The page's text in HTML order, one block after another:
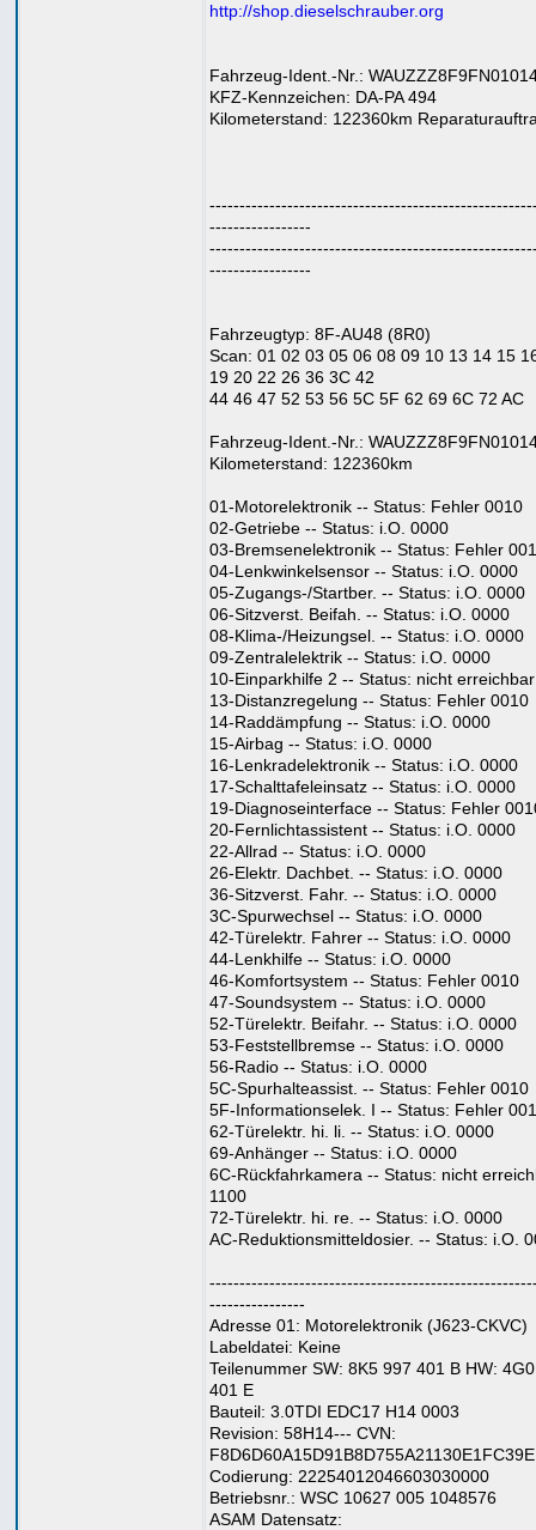
http://shop.dieselschrauber.org
Fahrzeug-Ident.-Nr.:
KFZ-Kennzeichen: DA-PA 494
Kilometerstand: 122360km
-----------------
-----------------
Fahrzeugtyp: 8F-AU48 (8R0)
Scan: 01 02 03 05 06 08 09 10 13 14 15
19 20 22 26 36 3C 42
44 46 47 52 53 56 5C 5F 62 69 6C 72 AC
Fahrzeug-Ident.-Nr.:
Kilometerstand: 122360km
01-Motorelektronik -- Status: Fehler 0010
02-Getriebe -- Status: i.O. 0000
03-Bremsenelektronik -- Status: Fehler
04-Lenkwinkelsensor -- Status: i.O. 0000
05-Zugangs-/Startber. -- Status: i.O. 0000
06-Sitzverst. Beifah. -- Status: i.O. 0000
08-Klima-/Heizungsel. -- Status: i.O. 0000
09-Zentralelektrik -- Status: i.O. 0000
10-Einparkhilfe 2 -- Status: nicht
13-Distanzregelung -- Status: Fehler 0010
14-Raddämpfung -- Status: i.O. 0000
15-Airbag -- Status: i.O. 0000
16-Lenkradelektronik -- Status: i.O. 0000
17-Schalttafeleinsatz -- Status: i.O. 0000
19-Diagnoseinterface -- Status: Fehler
20-Fernlichtassistent -- Status: i.O. 0000
22-Allrad -- Status: i.O. 0000
26-Elektr. Dachbet. -- Status: i.O. 0000
36-Sitzverst. Fahr. -- Status: i.O. 0000
3C-Spurwechsel -- Status: i.O. 0000
42-Türelektr. Fahrer -- Status: i.O. 0000
44-Lenkhilfe -- Status: i.O. 0000
46-Komfortsystem -- Status: Fehler 0010
47-Soundsystem -- Status: i.O. 0000
52-Türelektr. Beifahr. -- Status: i.O. 0000
53-Feststellbremse -- Status: i.O. 0000
56-Radio -- Status: i.O. 0000
5C-Spurhalteassist. -- Status: Fehler 0010
5F-Informationselek. I -- Status: Fehler
62-Türelektr. hi. li. -- Status: i.O. 0000
69-Anhänger -- Status: i.O. 0000
6C-Rückfahrkamera -- Status: nicht
1100
72-Türelektr. hi. re. -- Status: i.O. 0000
AC-Reduktionsmitteldosier. -- Status: i.O.
----------------
Adresse 01: Motorelektronik (J623-CKVC)
Labeldatei: Keine
Teilenummer SW: 8K5 997 401 B HW:
401 E
Bauteil: 3.0TDI EDC17 H14 0003
Revision: 58H14--- CVN:
F8D6D60A15D91B8D755A21130E1FC39E
Codierung: 22254012046603030000
Betriebsnr.: WSC 10627 005 1048576
ASAM Datensatz: